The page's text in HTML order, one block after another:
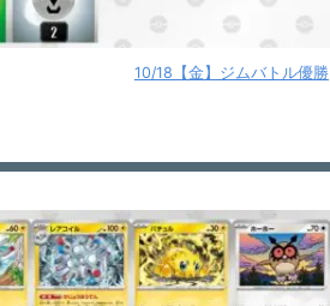
10/18【金】ジムバトル優勝